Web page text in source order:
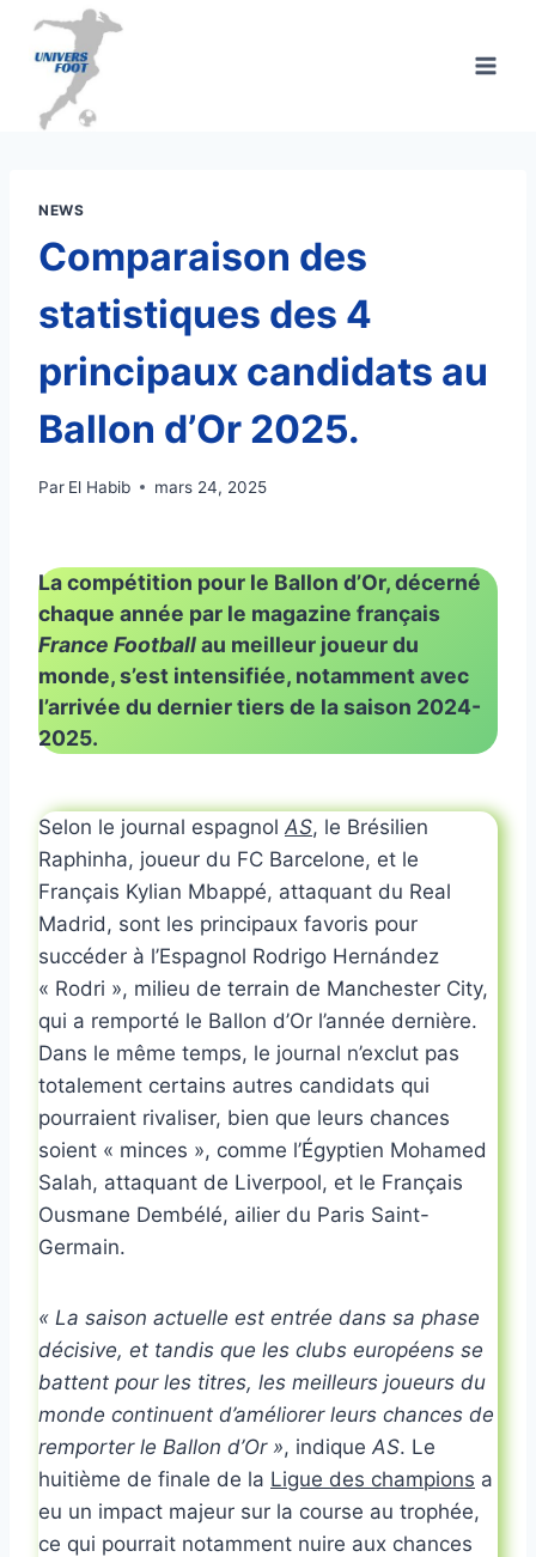
Aller
contenu
NEWS
Comparaison des
statistiques des 4
principaux candidats au
Ballon d’Or 2025.
Par El Habib mars 24, 2025
La compétition pour le Ballon d’Or, décerné
chaque année par le magazine français
France Footballau meilleur joueur du
monde, s’est intensifiée, notamment avec
l’arrivée du dernier tiers de la saison 2024-
2025.
Selon le journal espagnol AS, le Brésilien
Raphinha, joueur du FC Barcelone, et le
Français Kylian Mbappé, attaquant du Real
Madrid, sont les principaux favoris pour
succéder à l’Espagnol Rodrigo Hernández
« Rodri », milieu de terrain de Manchester City,
qui a remporté le Ballon d’Or l’année dernière.
Dans le même temps, le journal n’exclut pas
totalement certains autres candidats qui
pourraient rivaliser, bien que leurs chances
soient « minces », comme l’Égyptien Mohamed
Salah, attaquant de Liverpool, et le Français
Ousmane Dembélé, ailier du Paris Saint-
Germain.
« La saison actuelle est entrée dans sa phase
décisive, et tandis que les clubs européens se
battent pour les titres, les meilleurs joueurs du
monde continuent d’améliorer leurs chances de
remporter le Ballon d’Or », indique AS. Le
huitième de finale de la Ligue des champions a
eu un impact majeur sur la course au trophée,
ce qui pourrait notamment nuire aux chances